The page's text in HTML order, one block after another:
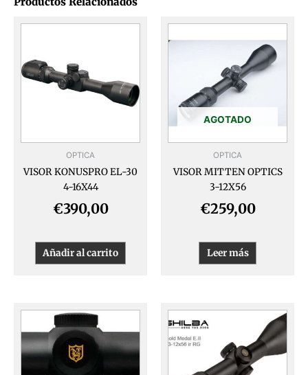
OPTICA
VISOR KONUSPRO EL-30
4-16X44
€390,00
Añadir al carrito
AGOTADO
OPTICA
VISOR MITTEN OPTICS
3-12X56
€259,00
Leer más